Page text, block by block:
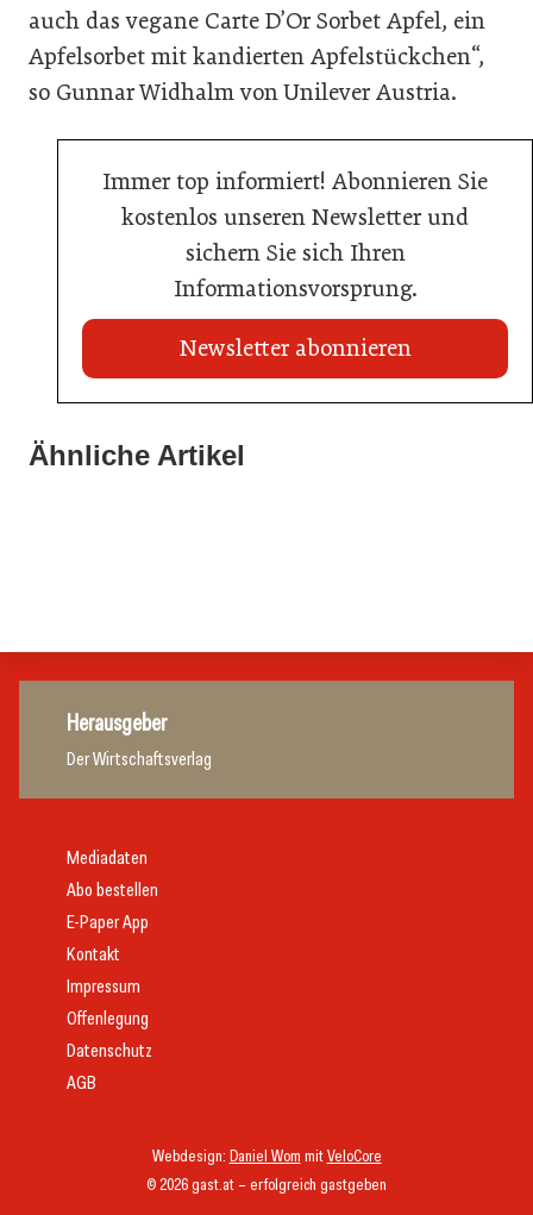
auch das vegane Carte D’Or Sorbet Apfel, ein
Apfelsorbet mit kandierten Apfelstückchen“,
so Gunnar Widhalm von Unilever Austria.
Immer top informiert! Abonnieren Sie
kostenlos unseren Newsletter und
sichern Sie sich Ihren
Informationsvorsprung.
Newsletter abonnieren
Ähnliche Artikel
War die Fußball-WM 2026 für Ihren Betrieb ein
21. Juli 2026
Stipendium für Nachwuchstalent in der Wiener
Herausgeber
Der Wirtschaftsverlag
© 2026 gast.at – erfolgreich gastgeben
Webdesign: Daniel Wom mitVeloCore
Mediadaten
Abo bestellen
E-Paper App
Kontakt
Impressum
Offenlegung
Datenschutz
AGB